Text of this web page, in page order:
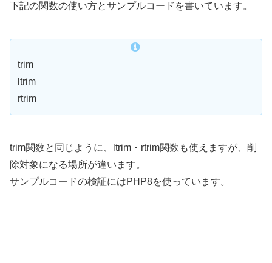
下記の関数の使い方とサンプルコードを書いています。
trim
ltrim
rtrim
trim関数と同じように、ltrim・rtrim関数も使えますが、削
除対象になる場所が違います。
サンプルコードの検証にはPHP8を使っています。